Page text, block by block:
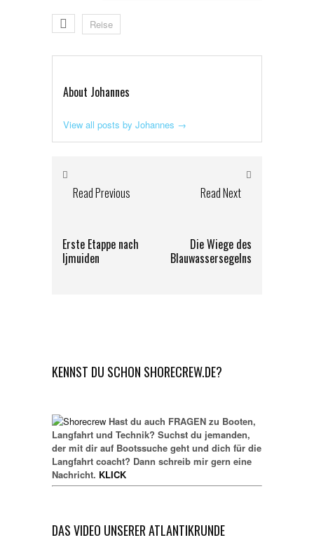
Reise
About Johannes
View all posts by Johannes →
Read Previous
Erste Etappe nach
Ijmuiden
Read Next
Die Wiege des
Blauwassersegelns
KENNST DU SCHON SHORECREW.DE?
Hast du auch FRAGEN zu Booten,
Langfahrt und Technik? Suchst du jemanden,
der mit dir auf Bootssuche geht und dich für die
Langfahrt coacht? Dann schreib mir gern eine
Nachricht. KLICK
DAS VIDEO UNSERER ATLANTIKRUNDE